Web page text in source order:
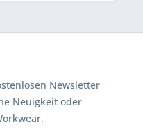
Newsletter
Neuigkeit oder